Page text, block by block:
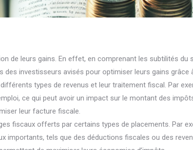
de leurs gains. En effet, en comprenant les subtilités
investisseurs avisés pour optimiser leurs gains grâce
types de revenus et leur traitement fiscal. Par
ce qui peut avoir un impact sur le montant des
leur facture fiscale.
fiscaux offerts par certains types de placements. Par
importants, tels que des déductions fiscales ou des